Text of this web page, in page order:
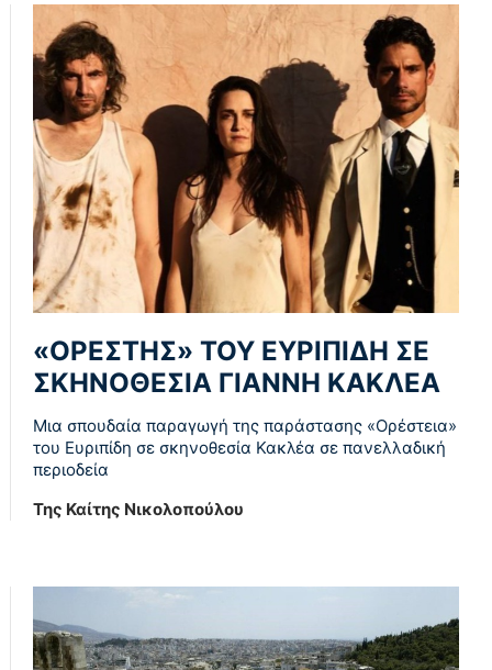
«ΟΡΕΣΤΗΣ» ΤΟΥ ΕΥΡΙΠΙΔΗ ΣΕ
ΣΚΗΝΟΘΕΣΙΑ ΓΙΑΝΝΗ ΚΑΚΛΕΑ
Μια σπουδαία παραγωγή της παράστασης «Ορέστεια»
του Ευριπίδη σε σκηνοθεσία Κακλέα σε πανελλαδική
περιοδεία
Της Καίτης Νικολοπούλου